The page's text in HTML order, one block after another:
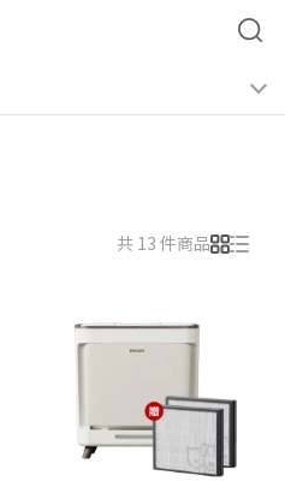
共 13 件商品